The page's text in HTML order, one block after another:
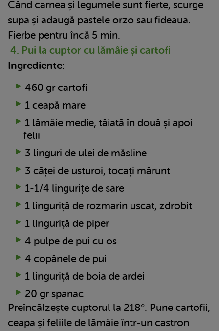
Când carnea și legumele sunt fierte, scurge
supa și adaugă pastele orzo sau fideaua.
Fierbe pentru încă 5 min.
4. Pui la cuptor cu lămâie și cartofi
Ingrediente:
460 gr cartofi
1 ceapă mare
1 lămâie medie, tăiată în două și apoi
felii
3 linguri de ulei de măsline
3 căței de usturoi, tocați mărunt
1-1/4 lingurițe de sare
1 linguriță de rozmarin uscat, zdrobit
1 linguriță de piper
4 pulpe de pui cu os
4 copănele de pui
1 linguriță de boia de ardei
20 gr spanac
Preîncălzește cuptorul la 218°. Pune cartofii,
ceapa și feliile de lămâie într-un castron